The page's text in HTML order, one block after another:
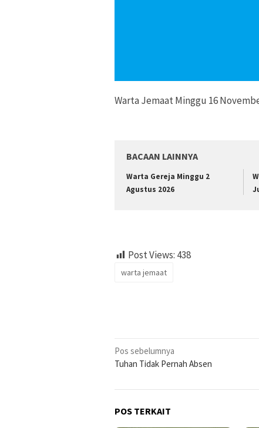
Warta Jemaat Minggu 16
BACAAN LAINNYA
Warta Gereja Minggu 2
Agustus 2026
Post Views: 438
warta jemaat
Navigasi
pos
Pos sebelumnya
Tuhan Tidak Pernah Absen
POS TERKAIT